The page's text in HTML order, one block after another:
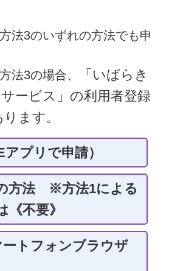
3のいずれの方法でも申
3の場合、
「いばらき
ービス」の利用者登録
ります。
プリで申請）
方法 ※方法1による
《不要》
トフォンブラウザ